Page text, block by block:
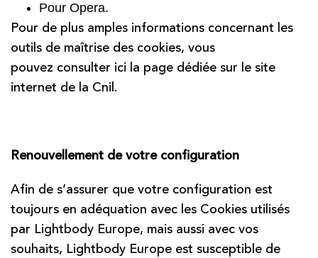
Pour Opera.
Pour de plus amples informations concernant les
outils de maîtrise des cookies, vous
pouvez consulter ici la page dédiée sur le site
internet de la Cnil.
Renouvellement de votre configuration
Afin de s’assurer que votre configuration est
toujours en adéquation avec les Cookies utilisés
par Lightbody Europe, mais aussi avec vos
souhaits, Lightbody Europe est susceptible de